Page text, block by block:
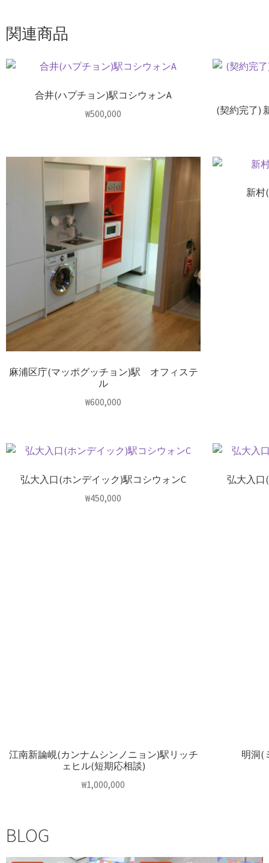
関連商品
合井(ハプチョン)駅コシウォンA
₩500,000 (契約完了)
麻浦区庁(マッポグッチョン)駅 オフィステ
ル
₩600,000
新村
弘大入口(ホンデイック)駅コシウォンC
₩450,000
弘大入口
江南新論峴(カンナムシンノニョン)駅リッチ
ェヒル(短期応相談)
₩1,000,000
明洞(
BLOG